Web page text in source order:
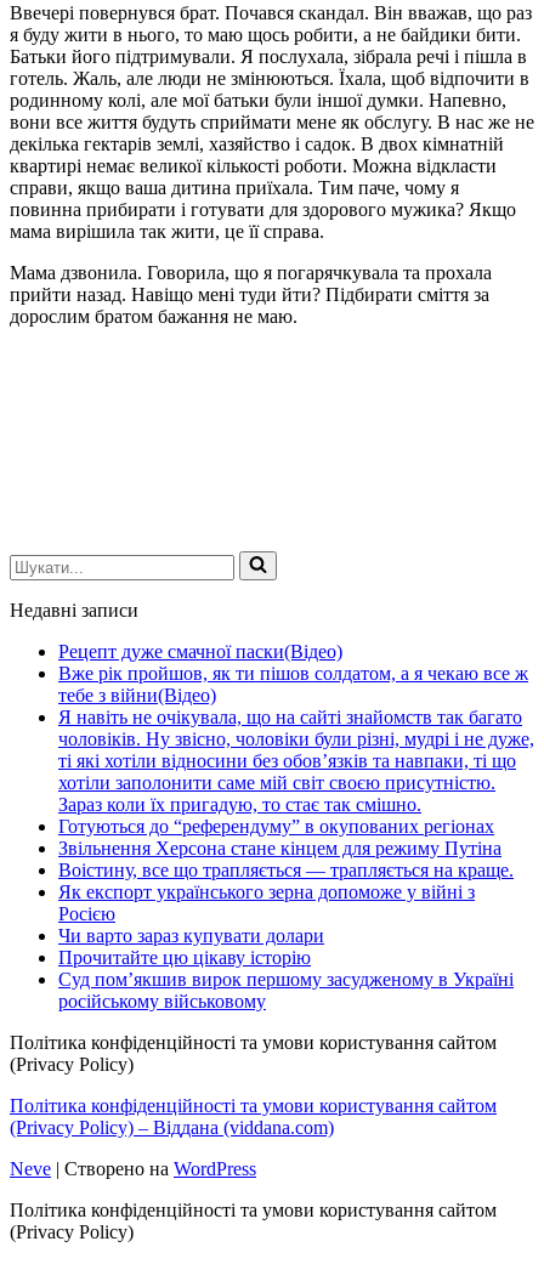
Ввечері повернувся брат. Почався скандал. Він вважав, що раз
я буду жити в нього, то маю щось робити, а не байдики бити.
Батьки його підтримували. Я послухала, зібрала речі і пішла в
готель. Жаль, але люди не змінюються. Їхала, щоб відпочити в
родинному колі, але мої батьки були іншої думки. Напевно,
вони все життя будуть сприймати мене як обслугу. В нас же не
декілька гектарів землі, хазяйство і садок. В двох кімнатній
квартирі немає великої кількості роботи. Можна відкласти
справи, якщо ваша дитина приїхала. Тим паче, чому я
повинна прибирати і готувати для здорового мужика? Якщо
мама вирішила так жити, це її справа.
Мама дзвонила. Говорила, що я погарячкувала та прохала
прийти назад. Навіщо мені туди йти? Підбирати сміття за
дорослим братом бажання не маю.
Шукати...
Недавні записи
Рецепт дуже смачної паски(Відео)
Вже рік пройшов, як ти пішов солдатом, а я чекаю все ж
тебе з війни(Відео)
Я навіть не очікувала, що на сайті знайомств так багато
чоловіків. Ну звісно, чоловіки були різні, мудрі і не дуже,
ті які хотіли відносини без обов’язків та навпаки, ті що
хотіли заполонити саме мій світ своєю присутністю.
Зараз коли їх пригадую, то стає так смішно.
Готуються до “референдуму” в окупованих регіонах
Звільнення Херсона стане кінцем для режиму Путіна
Воістину, все що трапляється — трапляється на краще.
Як експорт українського зерна допоможе у війні з
Росією
Чи варто зараз купувати долари
Прочитайте цю цікаву історію
Суд пом’якшив вирок першому засудженому в Україні
російському військовому
Політика конфіденційності та умови користування сайтом
(Privacy Policy)
Політика конфіденційності та умови користування сайтом
(Privacy Policy) – Віддана (viddana.com)
Neve | Створено на WordPress
Політика конфіденційності та умови користування сайтом
(Privacy Policy)